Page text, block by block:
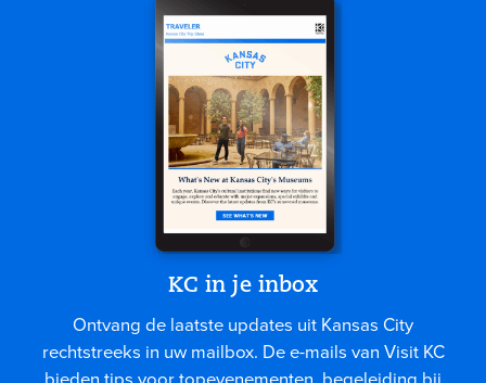
KC in je inbox
Ontvang de laatste updates uit Kansas City
rechtstreeks in uw mailbox. De e-mails van Visit KC